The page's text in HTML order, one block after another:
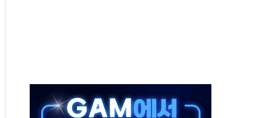
업 '생계형 적합업종' 재지정...5년 더 보호
래블카드'…휴가철 넘어 장기 고객 묶는다
모델 발탁… 부산 광안서 약국 팝업스토어 운영